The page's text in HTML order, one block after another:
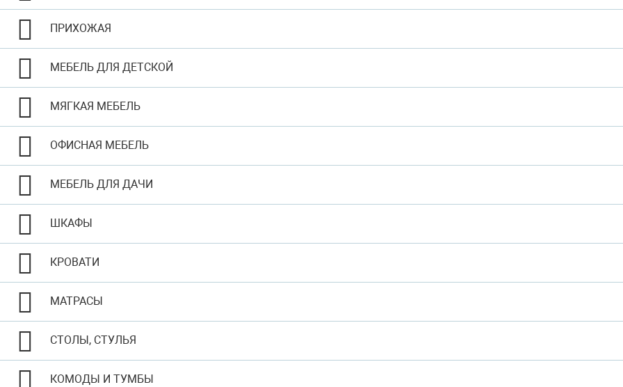
ПРИХОЖАЯ
МЕБЕЛЬ ДЛЯ ДЕТСКОЙ
МЯГКАЯ МЕБЕЛЬ
ОФИСНАЯ МЕБЕЛЬ
МЕБЕЛЬ ДЛЯ ДАЧИ
ШКАФЫ
КРОВАТИ
МАТРАСЫ
СТОЛЫ, СТУЛЬЯ
КОМОДЫ И ТУМБЫ